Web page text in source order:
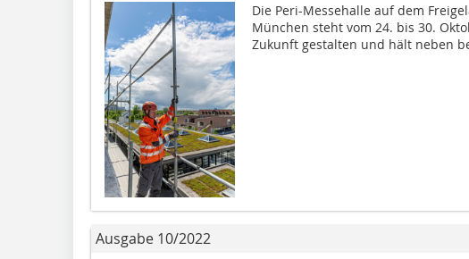
Die Peri-Messehalle auf dem
München steht vom 24. bis 30.
Zukunft gestalten und hält neben
Ausgabe 10/2022